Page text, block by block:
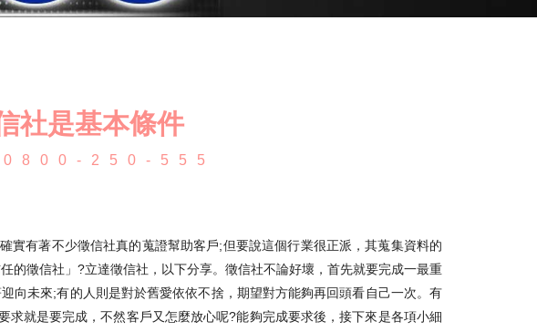
社是基本條件
0800-250-555
有著不少徵信社真的蒐證幫助客戶;但要說這個行業很正派，其蒐集資料的
的徵信社」?立達徵信社，以下分享。徵信社不論好壞，首先就要完成一最重
向未來;有的人則是對於舊愛依依不捨，期望對方能夠再回頭看自己一次。有
就是要完成，不然客戶又怎麼放心呢?能夠完成要求後，接下來是各項小細